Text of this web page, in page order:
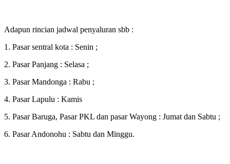
Adapun rincian jadwal penyaluran sbb :
1. Pasar sentral kota : Senin ;
2. Pasar Panjang : Selasa ;
3. Pasar Mandonga : Rabu ;
4. Pasar Lapulu : Kamis
5. Pasar Baruga, Pasar PKL dan pasar Wayong : Jumat dan Sabtu ;
6. Pasar Andonohu : Sabtu dan Minggu.